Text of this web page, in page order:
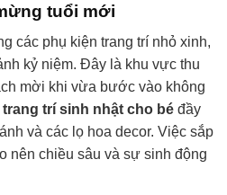
tuổi mới
các phụ kiện trang trí nhỏ xinh,
kỷ niệm. Đây là khu vực thu
mời khi vừa bước vào không
trí sinh nhật cho bé đầy
và các lọ hoa decor. Việc sắp
nên chiều sâu và sự sinh động